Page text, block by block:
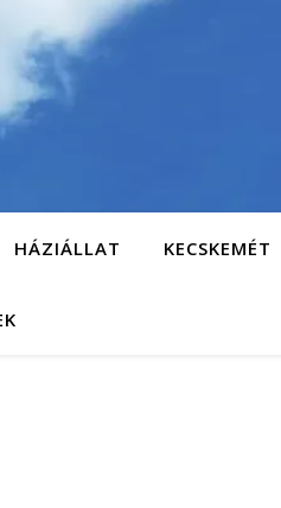
HÁZIÁLLAT KECSKEMÉT